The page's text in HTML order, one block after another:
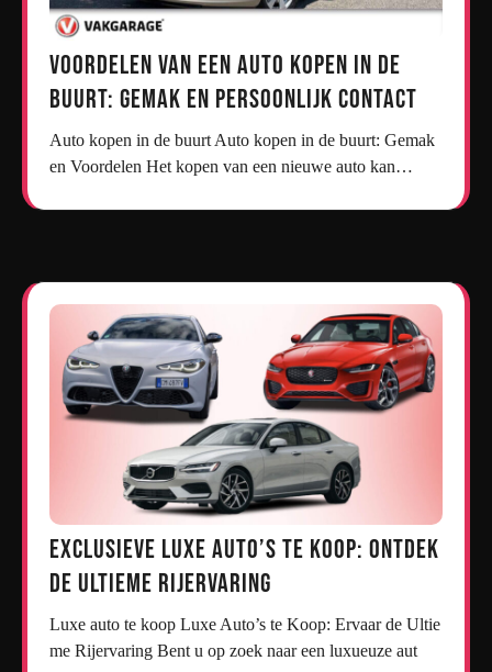
Voordelen van een Auto Kopen in de
Buurt: Gemak en Persoonlijk Contact
Auto kopen in de buurt Auto kopen in de buurt: Gemak
en Voordelen Het kopen van een nieuwe auto kan…
Exclusieve Luxe Auto’s te Koop: Ontdek
de Ultieme Rijervaring
Luxe auto te koop Luxe Auto’s te Koop: Ervaar de Ultie
me Rijervaring Bent u op zoek naar een luxueuze aut